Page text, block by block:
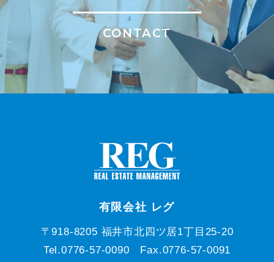
CONTACT
有限会社 レグ
〒918-8205 福井市北四ツ居1丁目25-20
Tel.0776-57-0090 Fax.0776-57-0091